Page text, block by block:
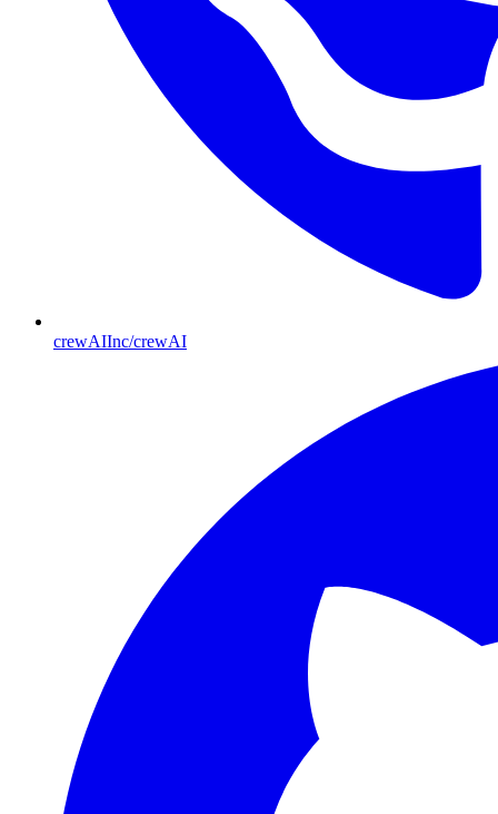
crewAIInc/crewAI